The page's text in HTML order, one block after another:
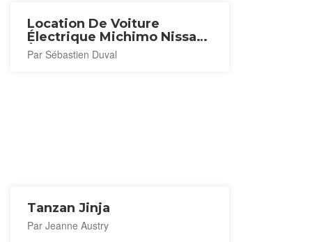
Location De Voiture
Électrique Michimo Nissan
À Kashihara [Fermé]
Par Sébastien Duval
Tanzan Jinja
Par Jeanne Austry